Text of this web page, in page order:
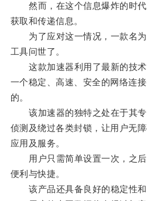
然而，在这个信息爆炸的时代
获取和传递信息。
为了应对这一情况，一款名为
工具问世了。
这款加速器利用了最新的技术
一个稳定、高速、安全的网络连
的。
该加速器的独特之处在于其专
侦测及绕过各类封锁，让用户无
应用及服务。
用户只需简单设置一次，之后
便利与快捷。
该产品还具备良好的稳定性和